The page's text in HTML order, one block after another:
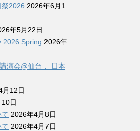
2026 2026年6月1
年5月22日
2026 Spring 2026年
演会@仙台， 日本
月12日
日
2026年4月8日
2026年4月7日